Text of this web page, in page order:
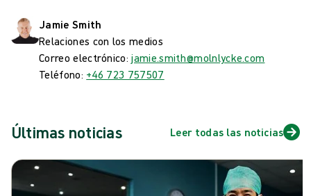
Jamie Smith
Relaciones con los medios
Correo electrónico: jamie.smith@molnlycke.com
Teléfono: +46 723 757507
Últimas noticias Leer todas las noticias
Saltar carrusel